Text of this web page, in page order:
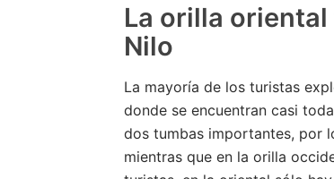
La orilla
Nilo
La mayoría de los turistas
donde se encuentran casi
dos tumbas importantes, por
mientras que en la orilla